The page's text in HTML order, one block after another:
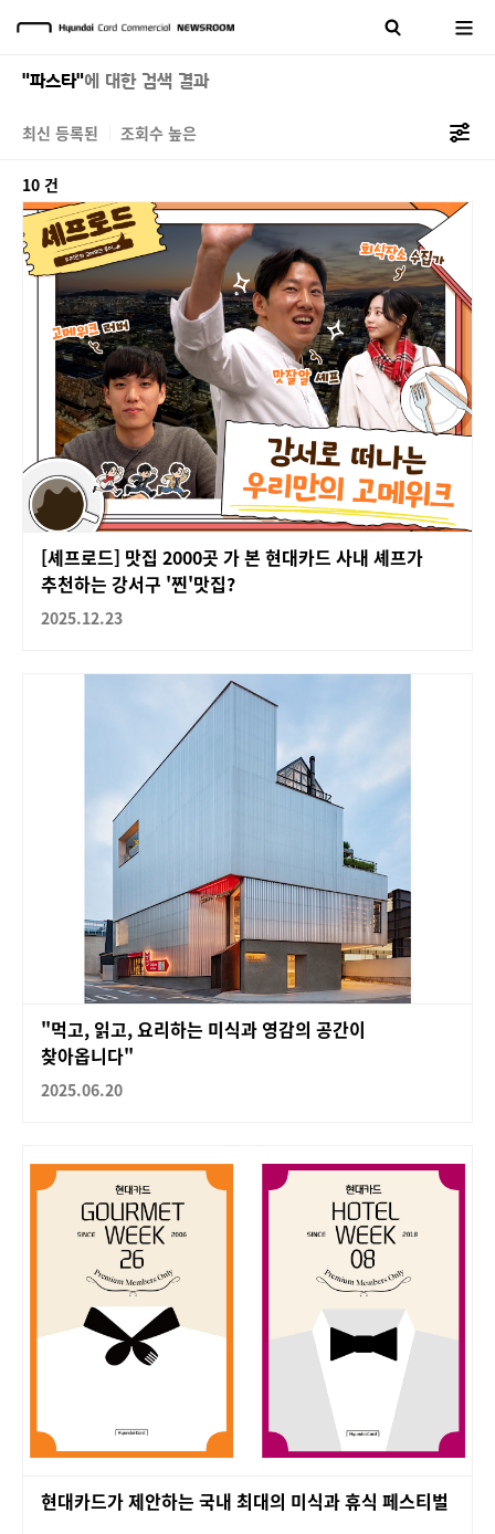
"파스타"에 대한 검색 결과
최신 등록된 조회수 높은
10 건
[셰프로드] 맛집 2000곳 가 본 현대카드 사내 셰프가
추천하는 강서구 '찐'맛집?
2025.12.23
"먹고, 읽고, 요리하는 미식과 영감의 공간이
찾아옵니다"
2025.06.20
현대카드가 제안하는 국내 최대의 미식과 휴식 페스티벌